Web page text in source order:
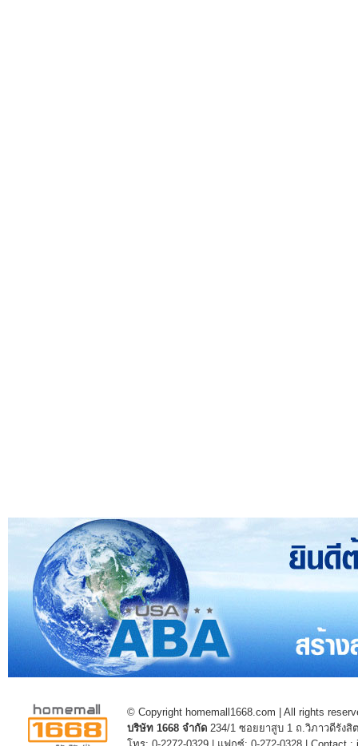
© Copyright homemall1668.com | All rights
บริษัท 1668 จำกัด 234/1 ซอยยาสูบ 1 ถ.วิภาวดีรัง